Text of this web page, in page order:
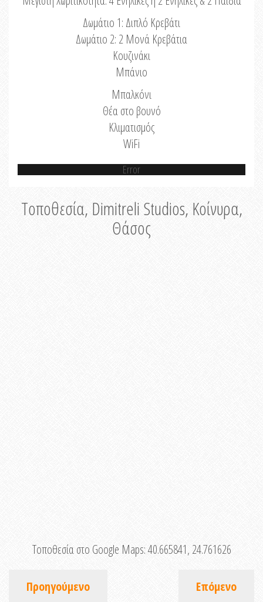
Δωμάτιο 1: Διπλό Κρεβάτι
Δωμάτιο 2: 2 Μονά Κρεβάτια
Κουζινάκι
Μπάνιο
Μπαλκόνι
Θέα στο βουνό
Κλιματισμός
WiFi
Error
Τοποθεσία, Dimitreli Studios, Κοίνυρα,
Θάσος
Τοποθεσία στο Google Maps:40.665841, 24.761626
Προηγούμενο Επόμενο